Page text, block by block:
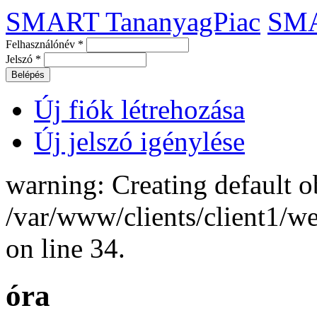
SMART TananyagPiac
Felhasználónév *
Jelszó *
Új fiók létrehozása
Új jelszó igénylése
warning: Creating default
/var/www/clients/client1/
on line 34.
óra